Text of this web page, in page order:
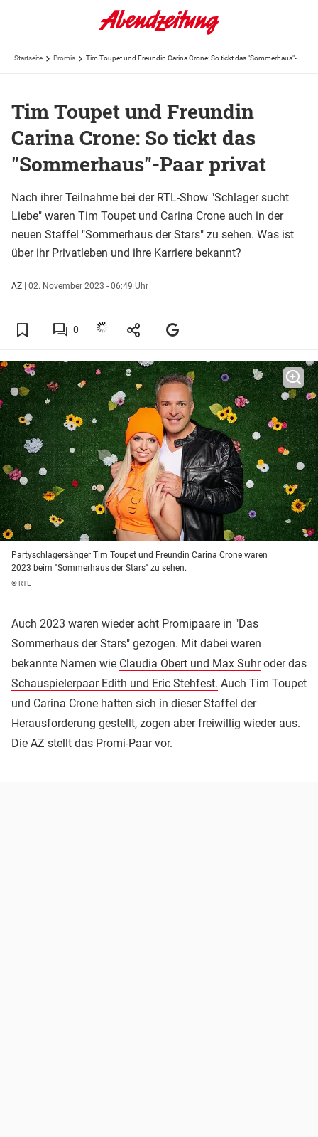
Startseite Promis
Tim Toupet und Freundin
Carina Crone: So tickt das
"Sommerhaus"-Paar privat
Nach ihrer Teilnahme bei der RTL-Show "Schlager sucht
Liebe" waren Tim Toupet und Carina Crone auch in der
neuen Staffel "Sommerhaus der Stars" zu sehen. Was ist
über ihr Privatleben und ihre Karriere bekannt?
AZ | 02. November 2023 - 06:49 Uhr
0
Partyschlagersänger Tim Toupet und Freundin Carina Crone waren
2023 beim "Sommerhaus der Stars" zu sehen.
© RTL
Auch 2023 waren wieder acht Promipaare in "Das
Sommerhaus der Stars" gezogen. Mit dabei waren
bekannte Namen wie Claudia Obert und Max Suhroder das
Schauspielerpaar Edith und Eric Stehfest. Auch Tim Toupet
und Carina Crone hatten sich in dieser Staffel der
Herausforderung gestellt, zogen aber freiwillig wieder aus.
Die AZ stellt das Promi-Paar vor.